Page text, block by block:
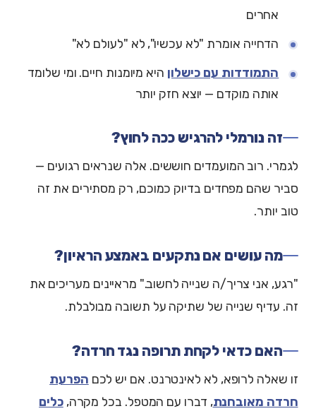
אחרים
הדחייה אומרת "לא עכשיו", לא "לעולם לא"
התמודדות עם כישלון היא מיומנות חיים. ומי שלומד
אותה מוקדם — יוצא חזק יותר
זה נורמלי להרגיש ככה לחוץ?
לגמרי. רוב המועמדים חוששים. אלה שנראים רגועים —
סביר שהם מפחדים בדיוק כמוכם, רק מסתירים את זה
טוב יותר.
מה עושים אם נתקעים באמצע הראיון?
"רגע, אני צריך/ה שנייה לחשוב." מראיינים מעריכים את
זה. עדיף שנייה של שתיקה על תשובה מבולבלת.
האם כדאי לקחת תרופה נגד חרדה?
זו שאלה לרופא, לא לאינטרנט. אם יש לכם הפרעת
חרדה מאובחנת, דברו עם המטפל. בכל מקרה,כלים